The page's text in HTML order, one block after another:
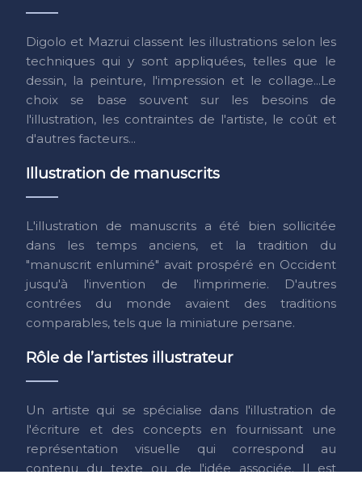
Digolo et Mazrui classent les illustrations selon les
techniques qui y sont appliquées, telles que le
dessin, la peinture, l'impression et le collage...Le
choix se base souvent sur les besoins de
l'illustration, les contraintes de l'artiste, le coût et
d'autres facteurs...
Illustration de manuscrits
L'illustration de manuscrits a été bien sollicitée
dans les temps anciens, et la tradition du
"manuscrit enluminé" avait prospéré en Occident
jusqu'à l'invention de l'imprimerie. D'autres
contrées du monde avaient des traditions
comparables, tels que la miniature persane.
Rôle de l’artistes illustrateur
Un artiste qui se spécialise dans l'illustration de
l'écriture et des concepts en fournissant une
représentation visuelle qui correspond au
contenu du texte ou de l'idée associée. Il est